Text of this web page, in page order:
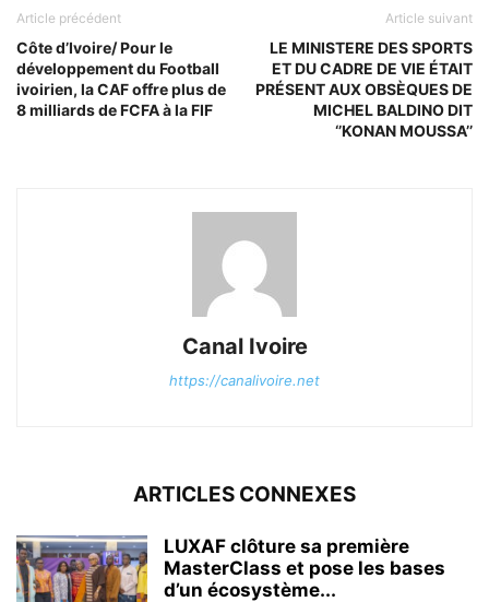
Article précédent
Côte d’Ivoire/ Pour le
développement du Football
ivoirien, la CAF offre plus de
8 milliards de FCFA à la FIF
Article suivant
LE MINISTERE DES SPORTS
ET DU CADRE DE VIE ÉTAIT
PRÉSENT AUX OBSÈQUES DE
MICHEL BALDINO DIT
‘’KONAN MOUSSA’’
Canal Ivoire
https://canalivoire.net
ARTICLES CONNEXES
LUXAF clôture sa première
MasterClass et pose les bases
d’un écosystème...